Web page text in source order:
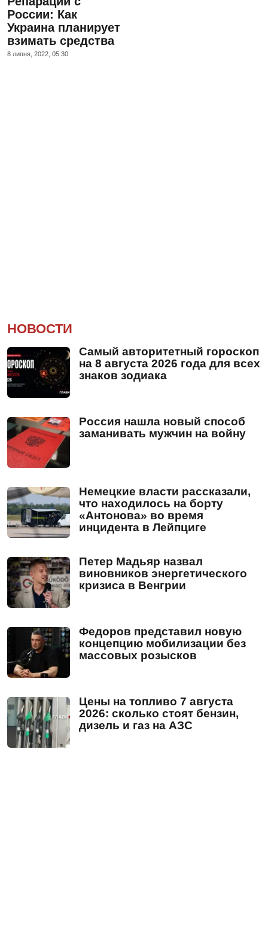
России: Как
Украина планирует
взимать средства
8 липня, 2022, 05:30
НОВОСТИ
Самый авторитетный гороскоп
на 8 августа 2026 года для всех
знаков зодиака
Россия нашла новый способ
заманивать мужчин на войну
Немецкие власти рассказали,
что находилось на борту
«Антонова» во время
инцидента в Лейпциге
Петер Мадьяр назвал
виновников энергетического
кризиса в Венгрии
Федоров представил новую
концепцию мобилизации без
массовых розысков
Цены на топливо 7 августа
2026: сколько стоят бензин,
дизель и газ на АЗС